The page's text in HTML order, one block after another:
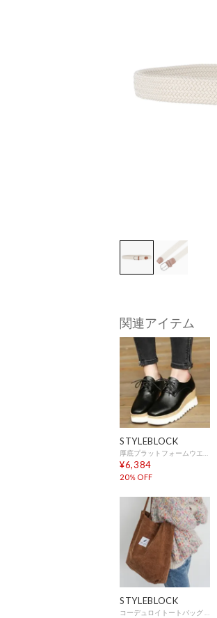
関連アイテム
STYLEBLOCK
¥6,384
20％OFF
STYLEBLOCK